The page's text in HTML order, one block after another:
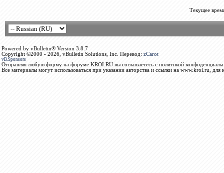
Текущее
Powered by vBulletin® Version 3.8.7
Copyright ©2000 - 2026, vBulletin Solutions, Inc. Перевод: zCarot
vB.Sponsors
Отправляя любую форму на форуме KROI.RU вы соглашаетесь с политикой
Все материалы могут использоваться при указании авторства и ссылки на www.kroi.ru, для